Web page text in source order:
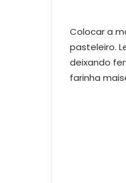
Colocar a
pasteleiro.
deixando
farinha